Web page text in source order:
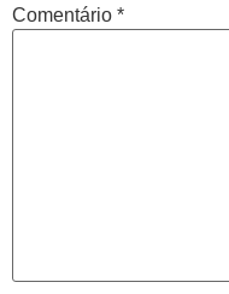
Comentário *